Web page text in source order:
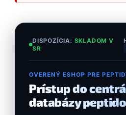
DISPOZÍCIA: SKLADOM V
SR
OVERENÝ ESHOP PRE
Prístup do
databázy